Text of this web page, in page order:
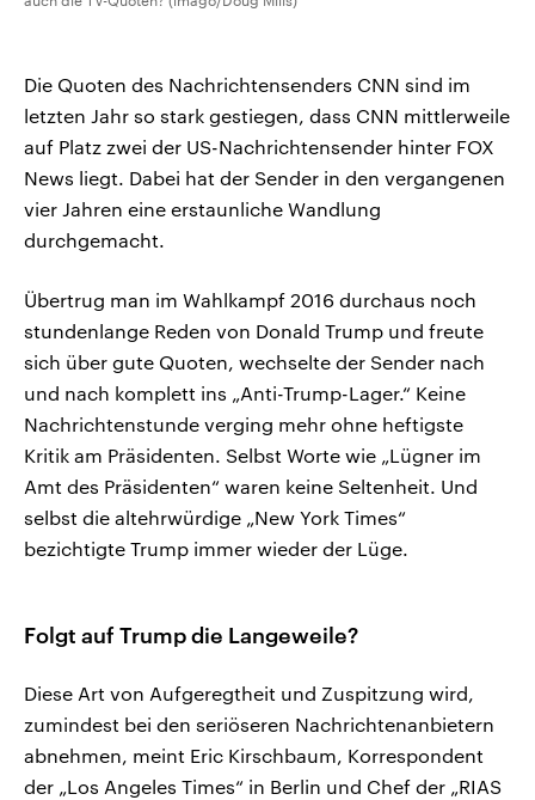
Die Quoten des Nachrichtensenders CNN sind im
letzten Jahr so stark gestiegen, dass CNN mittlerweile
auf Platz zwei der US-Nachrichtensender hinter FOX
News liegt. Dabei hat der Sender in den vergangenen
vier Jahren eine erstaunliche Wandlung
durchgemacht.
Übertrug man im Wahlkampf 2016 durchaus noch
stundenlange Reden von Donald Trump und freute
sich über gute Quoten, wechselte der Sender nach
und nach komplett ins „Anti-Trump-Lager.“ Keine
Nachrichtenstunde verging mehr ohne heftigste
Kritik am Präsidenten. Selbst Worte wie „Lügner im
Amt des Präsidenten“ waren keine Seltenheit. Und
selbst die altehrwürdige „New York Times“
bezichtigte Trump immer wieder der Lüge.
Folgt auf Trump die Langeweile?
Diese Art von Aufgeregtheit und Zuspitzung wird,
zumindest bei den seriöseren Nachrichtenanbietern
abnehmen, meint Eric Kirschbaum, Korrespondent
der „Los Angeles Times“ in Berlin und Chef der „RIAS